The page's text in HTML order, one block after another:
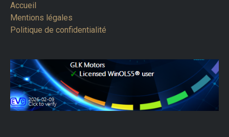
Accueil
Mentions légales
Politique de confidentialité